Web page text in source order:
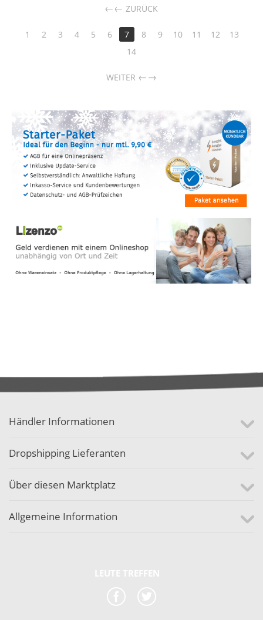
← ZURÜCK
1 2 3 4 5 6 7 8 9 10 11 12
13
14
WEITER →
Händler Informationen
Dropshipping Lieferanten
Über diesen Marktplatz
Allgemeine Information